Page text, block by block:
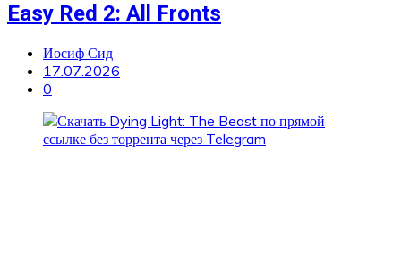
Easy Red 2: All Fronts
Иосиф Сид
17.07.2026
0